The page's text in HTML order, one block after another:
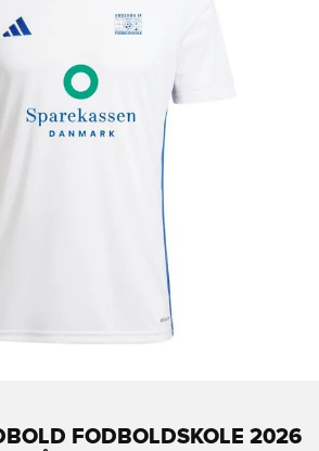
FODBOLDSKOLE 2026